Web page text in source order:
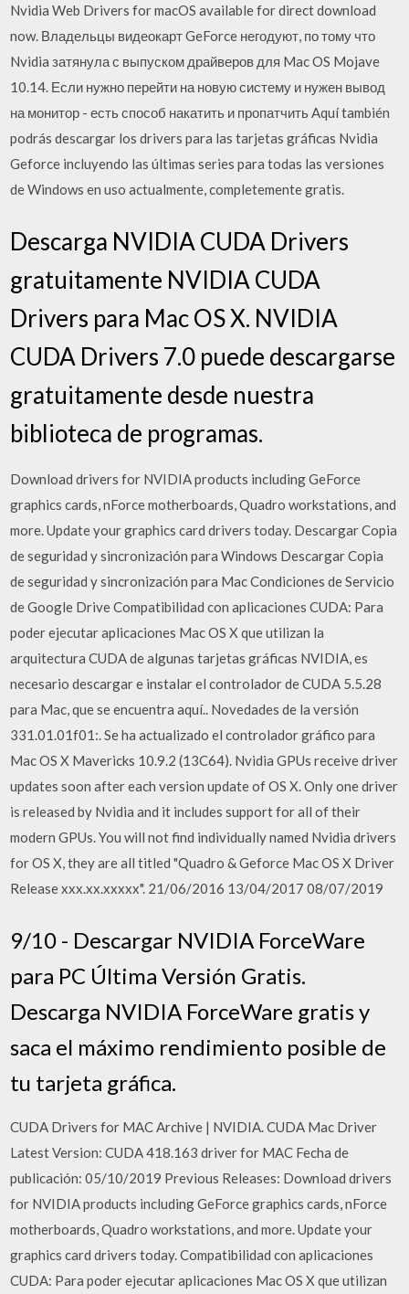
Nvidia Web Drivers for macOS available for direct download
now. Владельцы видеокарт GeForce негодуют, по тому что
Nvidia затянула с выпуском драйверов для Mac OS Mojave
10.14. Если нужно перейти на новую систему и нужен вывод
на монитор - есть способ накатить и пропатчить Aquí también
podrás descargar los drivers para las tarjetas gráficas Nvidia
Geforce incluyendo las últimas series para todas las versiones
de Windows en uso actualmente, completemente gratis.
Descarga NVIDIA CUDA Drivers
gratuitamente NVIDIA CUDA
Drivers para Mac OS X. NVIDIA
CUDA Drivers 7.0 puede descargarse
gratuitamente desde nuestra
biblioteca de programas.
Download drivers for NVIDIA products including GeForce
graphics cards, nForce motherboards, Quadro workstations, and
more. Update your graphics card drivers today. Descargar Copia
de seguridad y sincronización para Windows Descargar Copia
de seguridad y sincronización para Mac Condiciones de Servicio
de Google Drive Compatibilidad con aplicaciones CUDA: Para
poder ejecutar aplicaciones Mac OS X que utilizan la
arquitectura CUDA de algunas tarjetas gráficas NVIDIA, es
necesario descargar e instalar el controlador de CUDA 5.5.28
para Mac, que se encuentra aquí.. Novedades de la versión
331.01.01f01:. Se ha actualizado el controlador gráfico para
Mac OS X Mavericks 10.9.2 (13C64). Nvidia GPUs receive driver
updates soon after each version update of OS X. Only one driver
is released by Nvidia and it includes support for all of their
modern GPUs. You will not find individually named Nvidia drivers
for OS X, they are all titled "Quadro & Geforce Mac OS X Driver
Release xxx.xx.xxxxx". 21/06/2016 13/04/2017 08/07/2019
9/10 - Descargar NVIDIA ForceWare
para PC Última Versión Gratis.
Descarga NVIDIA ForceWare gratis y
saca el máximo rendimiento posible de
tu tarjeta gráfica.
CUDA Drivers for MAC Archive | NVIDIA. CUDA Mac Driver
Latest Version: CUDA 418.163 driver for MAC Fecha de
publicación: 05/10/2019 Previous Releases: Download drivers
for NVIDIA products including GeForce graphics cards, nForce
motherboards, Quadro workstations, and more. Update your
graphics card drivers today. Compatibilidad con aplicaciones
CUDA: Para poder ejecutar aplicaciones Mac OS X que utilizan